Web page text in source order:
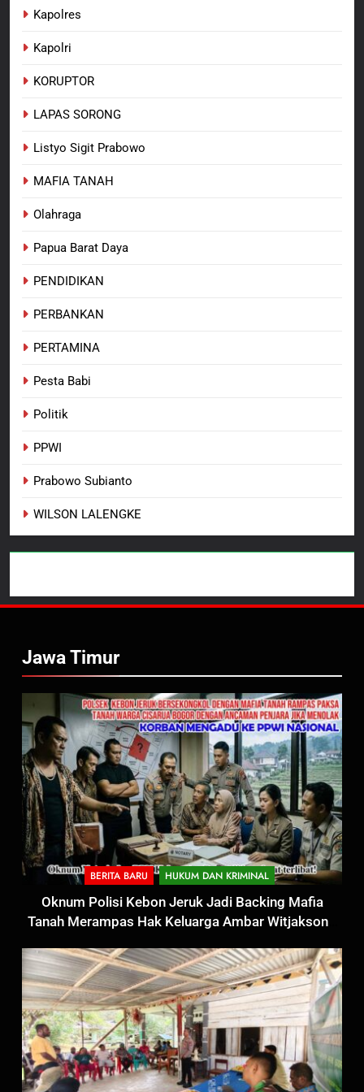
Kapolres
Kapolri
KORUPTOR
LAPAS SORONG
Listyo Sigit Prabowo
MAFIA TANAH
Olahraga
Papua Barat Daya
PENDIDIKAN
PERBANKAN
PERTAMINA
Pesta Babi
Politik
PPWI
Prabowo Subianto
WILSON LALENGKE
Jawa Timur
BERITA BARU HUKUM DAN KRIMINAL
Oknum Polisi Kebon Jeruk Jadi Backing Mafia
Tanah Merampas Hak Keluarga Ambar Witjaksono